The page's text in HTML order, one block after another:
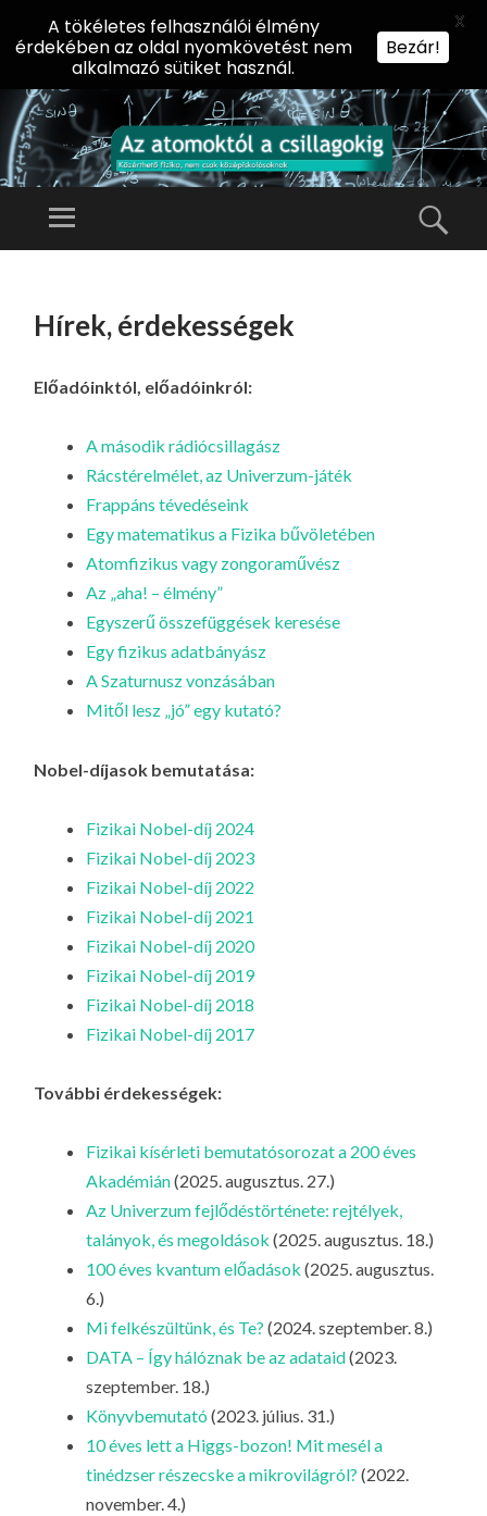
AZ
KT
CS
IL
G
O
G
Előadássorozat
Természettudományi
Menü
TARTALOMHOZ
Hírek, érdekességek
Előadóinktól, előadóinkról:
A második rádiócsillagász
Rácstérelmélet, az Univerzum-játék
Frappáns tévedéseink
Egy matematikus a Fizika bűvöletében
Atomfizikus vagy zongoraművész
Az „aha! – élmény”
Egyszerű összefüggések keresése
Egy fizikus adatbányász
A Szaturnusz vonzásában
Mitől lesz „jó” egy kutató?
Nobel-díjasok bemutatása:
Fizikai Nobel-díj 2024
Fizikai Nobel-díj 2023
Fizikai Nobel-díj 2022
Fizikai Nobel-díj 2021
Fizikai Nobel-díj 2020
Fizikai Nobel-díj 2019
Fizikai Nobel-díj 2018
Fizikai Nobel-díj 2017
További érdekességek:
Fizikai kísérleti bemutatósorozat a 200 éves
Akadémián(2025. augusztus. 27.)
Az Univerzum fejlődéstörténete: rejtélyek,
talányok, és megoldások (2025. augusztus. 18.)
100 éves kvantum előadások (2025. augusztus.
6.)
Mi felkészültünk, és Te? (2024. szeptember. 8.)
DATA – Így hálóznak be az adataid(2023.
szeptember. 18.)
Könyvbemutató (2023. július. 31.)
10 éves lett a Higgs-bozon! Mit mesél a
tinédzser részecske a mikrovilágról? (2022.
november. 4.)
A tökéletes felhasználói élmény
érdekében az oldal nyomkövetést nem
alkalmazó sütiket használ.
Bezár!
X